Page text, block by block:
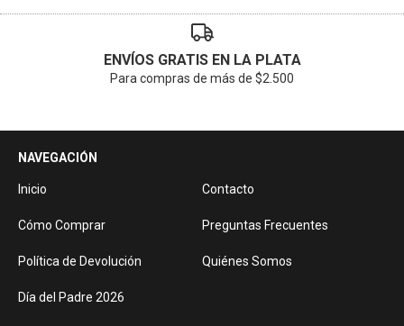
ENVÍOS GRATIS EN LA PLATA
Para compras de más de $2.500
NAVEGACIÓN
Inicio Contacto
Cómo Comprar Preguntas Frecuentes
Política de Devolución Quiénes Somos
Día del Padre 2026